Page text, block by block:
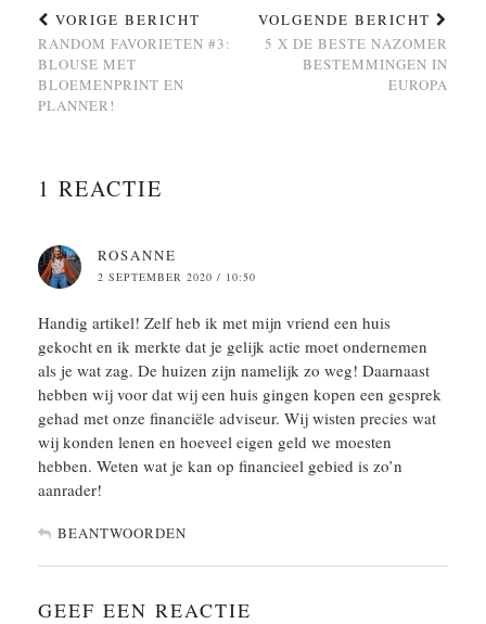
VORIGE BERICHT
RANDOM FAVORIETEN #3:
BLOUSE MET
BLOEMENPRINT EN
PLANNER!
VOLGENDE BERICHT
5 X DE BESTE NAZOMER
BESTEMMINGEN IN
EUROPA
1 REACTIE
ROSANNE
2 SEPTEMBER 2020 / 10:50
Handig artikel! Zelf heb ik met mijn vriend een huis
gekocht en ik merkte dat je gelijk actie moet ondernemen
als je wat zag. De huizen zijn namelijk zo weg! Daarnaast
hebben wij voor dat wij een huis gingen kopen een gesprek
gehad met onze financiële adviseur. Wij wisten precies wat
wij konden lenen en hoeveel eigen geld we moesten
hebben. Weten wat je kan op financieel gebied is zo’n
aanrader!
BEANTWOORDEN
GEEF EEN REACTIE